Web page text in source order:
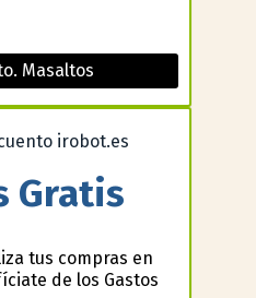
Masaltos
Gratis
tus compras en
de los Gastos